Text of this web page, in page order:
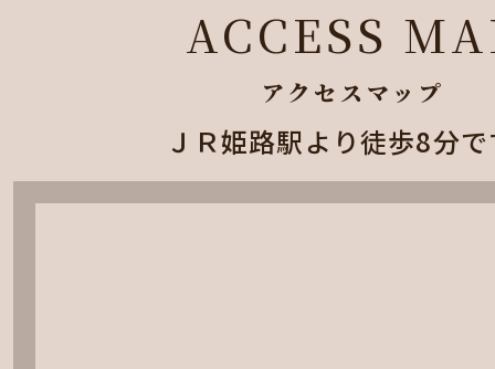
ACCESS
アクセスマップ
ＪＲ姫路駅より徒歩8分